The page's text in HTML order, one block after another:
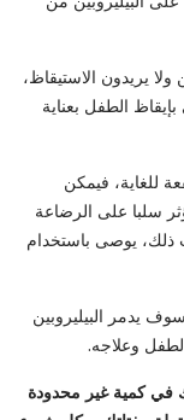
يريدون الاستيقاظ،
الطفل بعناية
للغاية، فيمكن
سلبا على الرضاعة
ذلك، يوصى باستخدام
يدمر البيليروبين
وعلاجه.
في كمية غير محدودة